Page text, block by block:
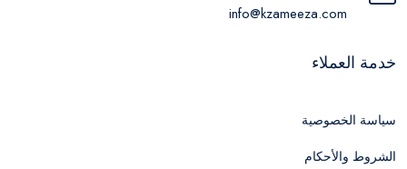
info@kzameeza.com
خدمة العملاء
سياسة الخصوصية
الشروط والأحكام